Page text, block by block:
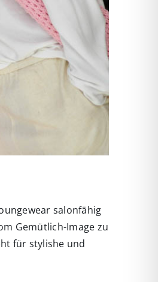
salonfähig
Gemütlich-Image zu
für stylishe und